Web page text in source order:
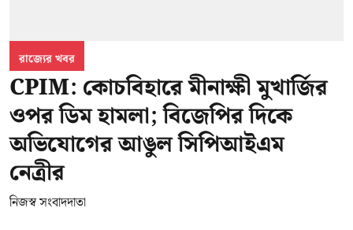
রাজ্যের খবর
CPIM: কোচবিহারে মীনাক্ষী মুখার্জির
ওপর ডিম হামলা; বিজেপির দিকে
অভিযোগের আঙুল সিপিআইএম
নেত্রীর
নিজস্ব সংবাদদাতা